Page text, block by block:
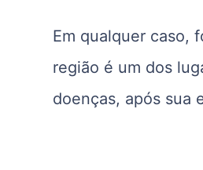
Em qualquer caso,
região é um dos
doenças, após sua